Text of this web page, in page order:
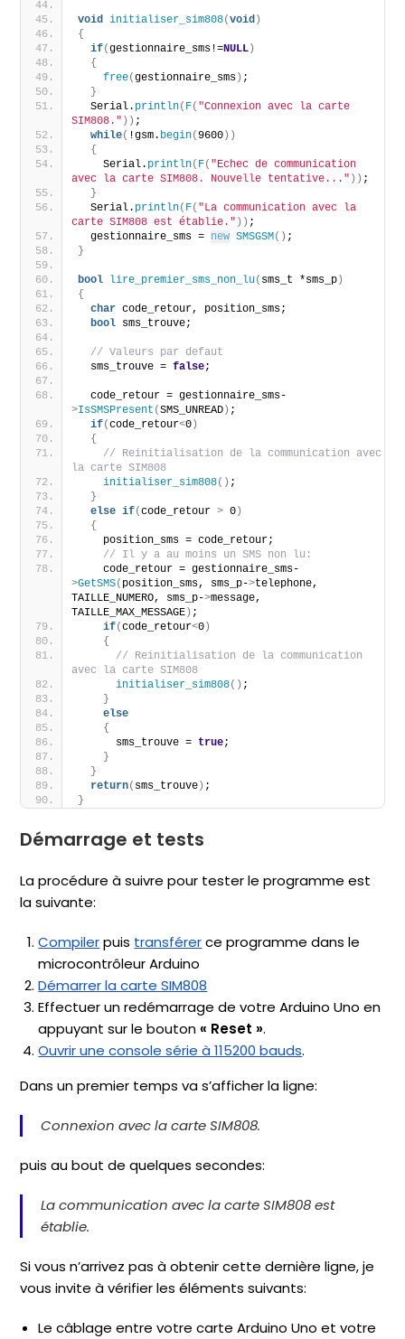
void initialiser_sim808(void )
{
if(gestionnaire_sms!=NULL )
{
free(gestionnaire_sms ) ;
}
  Serial.
println( F( "Connexion avec la carte
SIM808." )) ;
while( !gsm. begin(9600 ))
{
    Serial.
println( F( "Echec de communication
avec la carte SIM808. Nouvelle tentative..." )) ;
}
  Serial.
println( F( "La communication avec la
carte SIM808 est établie." )) ;
  gestionnaire_sms =
new SMSGSM() ;
}
bool lire_premier_sms_non_lu( sms_t *sms_p )
{
char code_retour, position_sms;
bool sms_trouve;
// Valeurs par defaut
  sms_trouve =
false;
  code_retour = gestionnaire_sms-
>IsSMSPresent (SMS_UNREAD ) ;
if(code_retour<0 )
{
// Reinitialisation de la communication avec
la carte SIM808
initialiser_sim808() ;
}
else if(code_retour > 0 )
{
    position_sms = code_retour;
// Il y a au moins un SMS non lu:
    code_retour = gestionnaire_sms-
>GetSMS( position_sms, sms_p->telephone,
TAILLE_NUMERO, sms_p->message,
TAILLE_MAX_MESSAGE ) ;
if(code_retour<0 )
{
// Reinitialisation de la communication
avec la carte SIM808
initialiser_sim808() ;
}
else
{
      sms_trouve =
true;
}
}
return( sms_trouve ) ;
}
Démarrage et tests
La procédure à suivre pour tester le programme est
la suivante:
Compilerpuis transférerce programme dans le
microcontrôleur Arduino
Démarrer la carte SIM808
Effectuer un redémarrage de votre Arduino Uno en
appuyant sur le bouton« Reset ».
Ouvrir une console série à 115200 bauds.
Dans un premier temps va s’afficher la ligne:
Connexion avec la carte SIM808.
puis au bout de quelques secondes:
La communication avec la carte SIM808 est
établie.
Si vous n’arrivez pas à obtenir cette dernière ligne, je
vous invite à vérifier les éléments suivants:
Le câblage entre votre carte Arduino Uno et votre